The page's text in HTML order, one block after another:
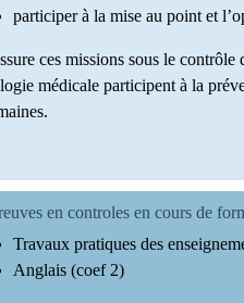
participer à la mise au point et
ces missions sous le
médicale participent à la
en controles en cours de
Travaux pratiques des
Anglais (coef 2)